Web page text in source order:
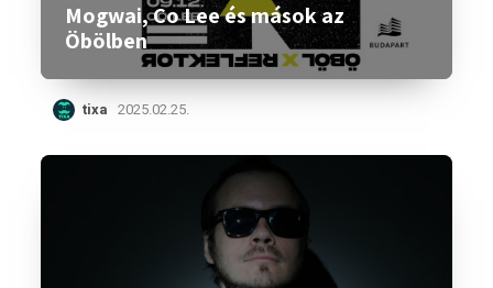
Mogwai, Co Lee és mások az
Öbölben
tixa 2025.02.25.